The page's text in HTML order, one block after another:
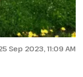
Sep 2023, 11:09 AM